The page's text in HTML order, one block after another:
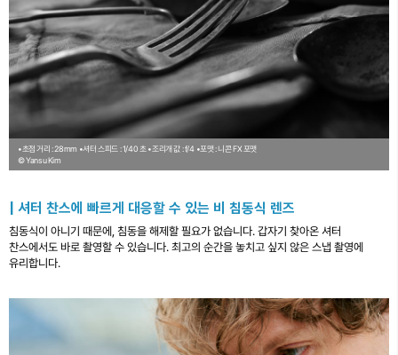
•초점 거리 : 28mm •셔터 스피드 : 1/40 초 •조리개 값 : f/4 •포맷 : 니콘 FX 포맷
© Yansu Kim
| 셔터 찬스에 빠르게 대응할 수 있는 비 침동식 렌즈
침동식이 아니기 때문에, 침동을 해제할 필요가 없습니다. 갑자기 찾아온 셔터
찬스에서도 바로 촬영할 수 있습니다. 최고의 순간을 놓치고 싶지 않은 스냅 촬영에
유리합니다.